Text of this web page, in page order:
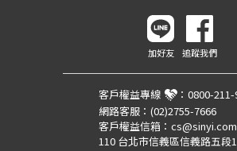
加好友 追蹤我們
客戶權益專線 ： 0800-211-
網路客服： (02)2755-7666
客戶權益信箱：
110 台北市信義區信義路五段